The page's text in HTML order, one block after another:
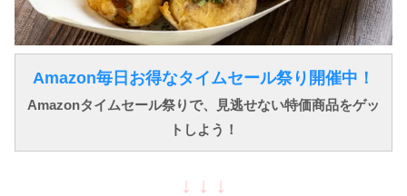
Amazon毎日お得なタイムセール祭り開催中！
Amazonタイムセール祭りで、見逃せない特価商品をゲッ
トしよう！
↓ ↓ ↓